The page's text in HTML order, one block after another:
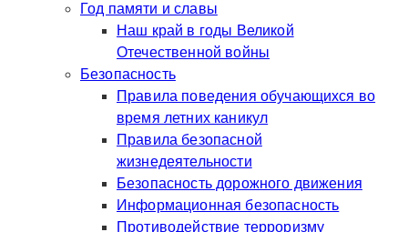
Год памяти и славы
Наш край в годы Великой
Отечественной войны
Безопасность
Правила поведения обучающихся во
время летних каникул
Правила безопасной
жизнедеятельности
Безопасность дорожного движения
Информационная безопасность
Противодействие терроризму